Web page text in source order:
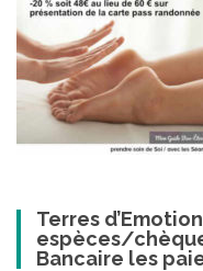
Terres
espèces/
Bancaire les